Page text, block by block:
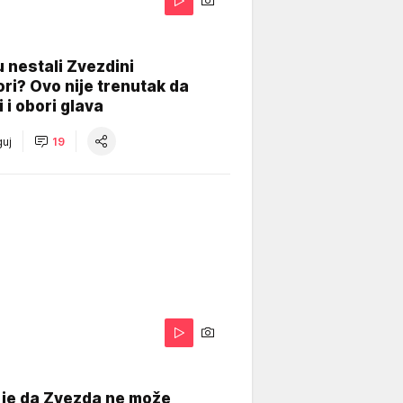
nestali Zvezdini
Ovo nije trenutak da
i obori glava
19
da Zvezda ne može